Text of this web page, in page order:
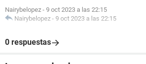
Nairybelopez - 9 oct 2023 a las 22:15
Nairybelopez - 9 oct 2023 a las 22:15
0 respuestas